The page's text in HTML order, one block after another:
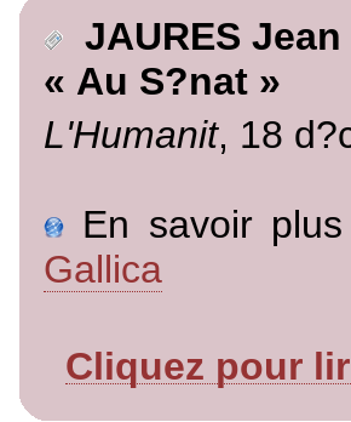
JAURES Jean
« Au S?nat »
L'Humanit, 18
En savoir
Gallica
Cliquez pour